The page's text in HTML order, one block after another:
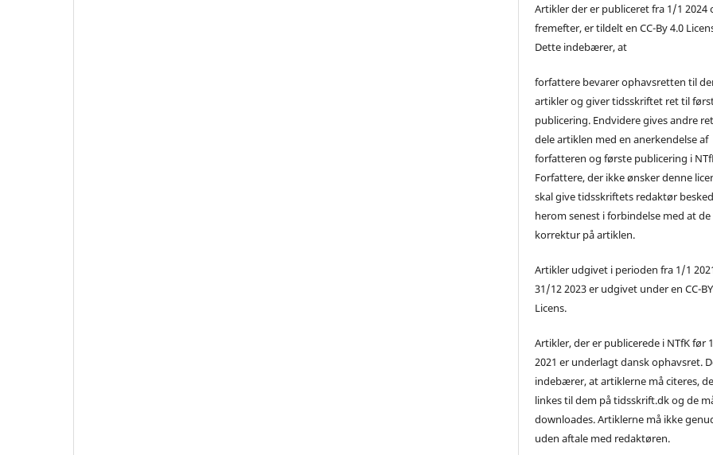
Artikler der er publiceret fra 1/1 2024
fremefter, er tildelt en CC-By 4.0
Dette indebærer, at
forfattere bevarer ophavsretten til
artikler og giver tidsskriftet ret til
publicering. Endvidere gives andre
dele artiklen med en anerkendelse af
forfatteren og første publicering i
Forfattere, der ikke ønsker denne
skal give tidsskriftets redaktør besked
herom senest i forbindelse med at
korrektur på artiklen.
Artikler udgivet i perioden fra 1/1
31/12 2023 er udgivet under en CC-
Licens.
Artikler, der er publicerede i NTfK før
2021 er underlagt dansk ophavsret.
indebærer, at artiklerne må citeres,
linkes til dem på tidsskrift.dk og de
downloades. Artiklerne må ikke
uden aftale med redaktøren.